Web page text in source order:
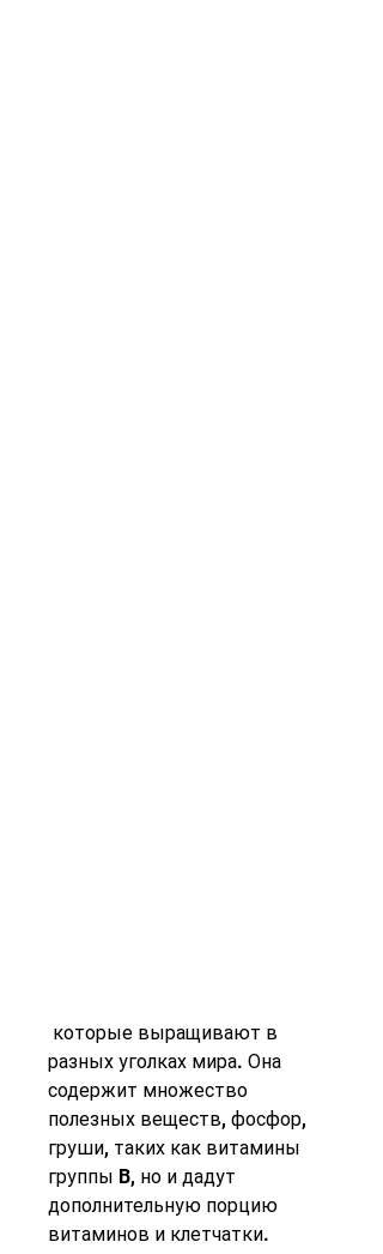
разных уголках мира. Она
содержит множество
полезных веществ, фосфор,
груши, таких как витамины
группы B, но и дадут
дополнительную порцию
витаминов и клетчатки.